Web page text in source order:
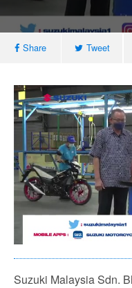
Share Tweet
Suzuki Malaysia Sdn.